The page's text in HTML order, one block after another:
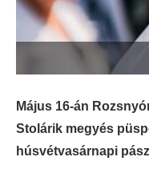
Május 16-án
Stolárik megyés
húsvétvasárnapi